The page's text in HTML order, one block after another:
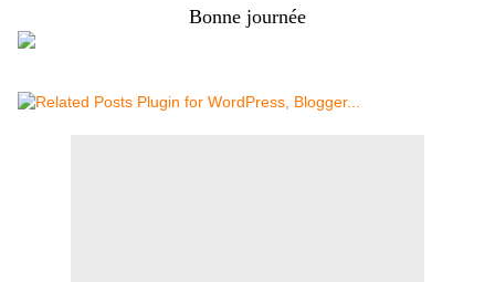
Bonne journée